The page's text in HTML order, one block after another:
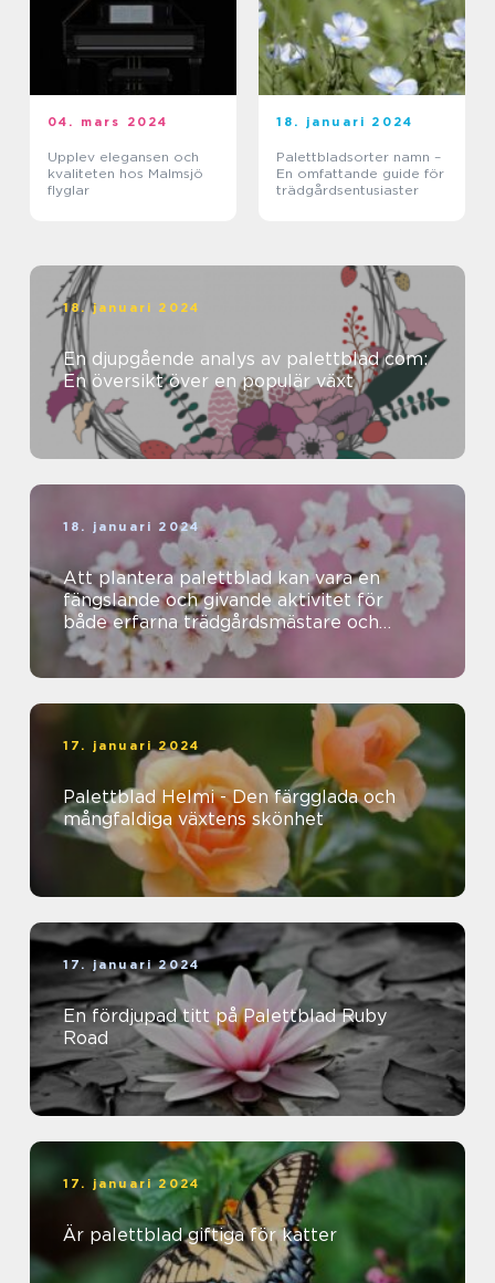
04. mars 2024
Upplev elegansen och
kvaliteten hos Malmsjö
flyglar
18. januari 2024
Palettbladsorter namn –
En omfattande guide för
trädgårdsentusiaster
18. januari 2024
En djupgående analys av palettblad com:
En översikt över en populär växt
18. januari 2024
Att plantera palettblad kan vara en
fängslande och givande aktivitet för
både erfarna trädgårdsmästare och
nybörjare
17. januari 2024
Palettblad Helmi - Den färgglada och
mångfaldiga växtens skönhet
17. januari 2024
En fördjupad titt på Palettblad Ruby
Road
17. januari 2024
Är palettblad giftiga för katter